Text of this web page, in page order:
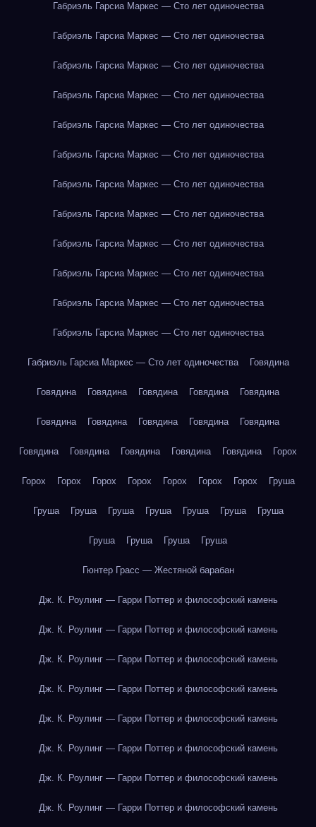
Габриэль Гарсиа Маркес — Сто лет одиночества
Габриэль Гарсиа Маркес — Сто лет одиночества
Габриэль Гарсиа Маркес — Сто лет одиночества
Габриэль Гарсиа Маркес — Сто лет одиночества
Габриэль Гарсиа Маркес — Сто лет одиночества
Габриэль Гарсиа Маркес — Сто лет одиночества
Габриэль Гарсиа Маркес — Сто лет одиночества
Габриэль Гарсиа Маркес — Сто лет одиночества
Габриэль Гарсиа Маркес — Сто лет одиночества
Габриэль Гарсиа Маркес — Сто лет одиночества
Габриэль Гарсиа Маркес — Сто лет одиночества
Габриэль Гарсиа Маркес — Сто лет одиночества
Габриэль Гарсиа Маркес — Сто лет одиночества Говядина
Говядина Говядина Говядина Говядина Говядина
Говядина Говядина Говядина Говядина Говядина
Говядина Говядина Говядина Говядина Говядина Горох
Горох Горох Горох Горох Горох Горох Горох Груша
Груша Груша Груша Груша Груша Груша Груша
Груша Груша Груша Груша
Гюнтер Грасс — Жестяной барабан
Дж. К. Роулинг — Гарри Поттер и философский камень
Дж. К. Роулинг — Гарри Поттер и философский камень
Дж. К. Роулинг — Гарри Поттер и философский камень
Дж. К. Роулинг — Гарри Поттер и философский камень
Дж. К. Роулинг — Гарри Поттер и философский камень
Дж. К. Роулинг — Гарри Поттер и философский камень
Дж. К. Роулинг — Гарри Поттер и философский камень
Дж. К. Роулинг — Гарри Поттер и философский камень